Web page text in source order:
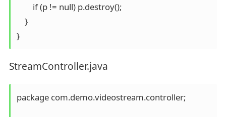
        if (p != null) p.destroy();
    }
}
StreamController.java
package com.demo.videostream.controller;